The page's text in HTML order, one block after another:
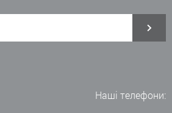
Наші телефони: